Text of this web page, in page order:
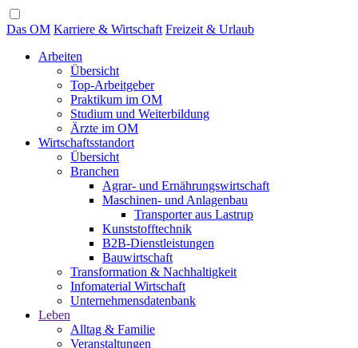
Das OM Karriere & Wirtschaft Freizeit & Urlaub
Arbeiten
Übersicht
Top-Arbeitgeber
Praktikum im OM
Studium und Weiterbildung
Ärzte im OM
Wirtschaftsstandort
Übersicht
Branchen
Agrar- und Ernährungswirtschaft
Maschinen- und Anlagenbau
Transporter aus Lastrup
Kunststofftechnik
B2B-Dienstleistungen
Bauwirtschaft
Transformation & Nachhaltigkeit
Infomaterial Wirtschaft
Unternehmensdatenbank
Leben
Alltag & Familie
Veranstaltungen